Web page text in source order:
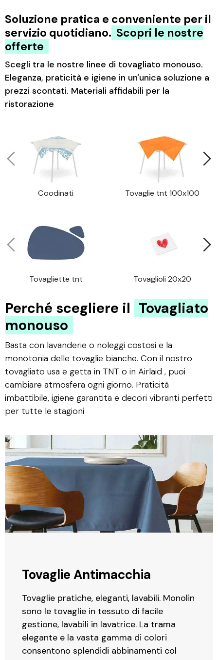
Soluzione pratica e conveniente per il
servizio quotidiano. Scopri le nostre
offerte
Scegli tra le nostre linee di tovagliato monouso.
Eleganza, praticità e igiene in un'unica soluzione a
prezzi scontati. Materiali affidabili per la
ristorazione
Coodinati Tovaglie tnt 100x100
Tovagliette tnt Tovaglioli 20x20
Perché scegliere il Tovagliato
monouso
Basta con lavanderie o noleggi costosi e la
monotonia delle tovaglie bianche. Con il nostro
tovagliato usa e getta in TNT o in Airlaid , puoi
cambiare atmosfera ogni giorno. Praticità
imbattibile, igiene garantita e decori vibranti perfetti
per tutte le stagioni
Tovaglie Antimacchia
Tovaglie pratiche, eleganti, lavabili. Monolin
sono le tovaglie in tessuto di facile
gestione, lavabili in lavatrice. La trama
elegante e la vasta gamma di colori
consentono splendidi abbinamenti col